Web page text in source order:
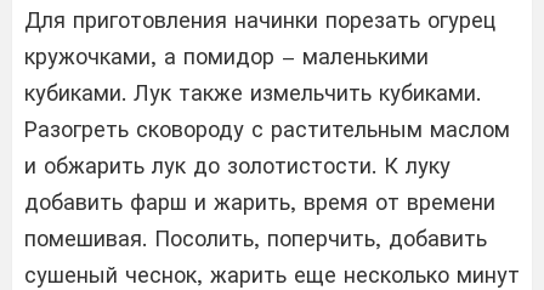
Для приготовления начинки порезать огурец
кружочками, а помидор – маленькими
кубиками. Лук также измельчить кубиками.
Разогреть сковороду с растительным маслом
и обжарить лук до золотистости. К луку
добавить фарш и жарить, время от времени
помешивая. Посолить, поперчить, добавить
сушеный чеснок, жарить еще несколько минут